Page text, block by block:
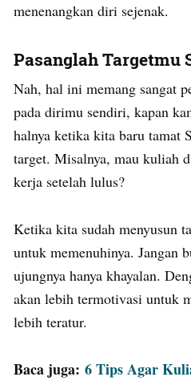
menenangkan diri sejenak.
Pasanglah Targetmu
Nah, hal ini memang sangat
pada dirimu sendiri, kapan
halnya ketika kita baru tamat
target. Misalnya, mau kuliah
kerja setelah lulus?
Ketika kita sudah menyusun
untuk memenuhinya. Jangan
ujungnya hanya khayalan.
akan lebih termotivasi untuk
lebih teratur.
Baca juga: 6 Tips Agar